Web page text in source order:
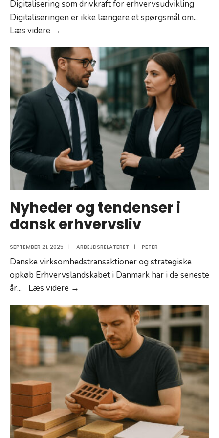
Digitalisering som drivkraft for erhvervsudvikling
Digitaliseringen er ikke længere et spørgsmål om...
Læs videre →
fremtidens
erhverv
Nyheder og tendenser i
dansk erhvervsliv
SEPTEMBER 21, 2025 | ARBEJDSRELATERET | PETER
Danske virksomhedstransaktioner og strategiske
opkøb Erhvervslandskabet i Danmark har i de seneste
år... Læs videre →
tendenser
dansk
erhvervsliv